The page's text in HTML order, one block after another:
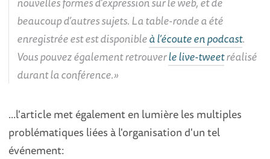
beaucoup d’autres sujets. La table-ronde a été
enregistrée est est disponibleà l’écoute en podcast.
Vous pouvez également retrouverle live-tweetréalisé
durant la conférence.
...l'article met également en lumière les multiples
problématiques liées à l'organisation d'un tel
événement: